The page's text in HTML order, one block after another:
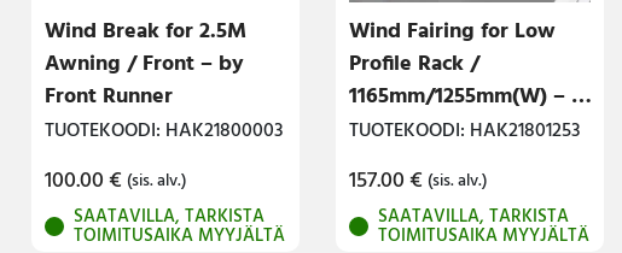
Wind Break for 2.5M
Awning / Front – by
Front Runner
TUOTEKOODI: HAK21800003
100.00€ (sis. alv.)
SAATAVILLA, TARKISTA
TOIMITUSAIKA MYYJÄLTÄ
Wind Fairing for Low
Profile Rack /
1165mm/1255mm(W) – by
Front Runner
TUOTEKOODI: HAK21801253
157.00€ (sis. alv.)
SAATAVILLA, TARKISTA
TOIMITUSAIKA MYYJÄLTÄ